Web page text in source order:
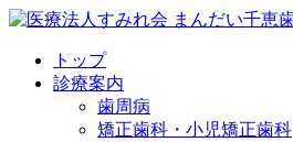
トップ
診療案内
歯周病
矯正歯科・小児矯正歯科